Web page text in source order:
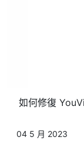
如何修復
04 5 月 2023